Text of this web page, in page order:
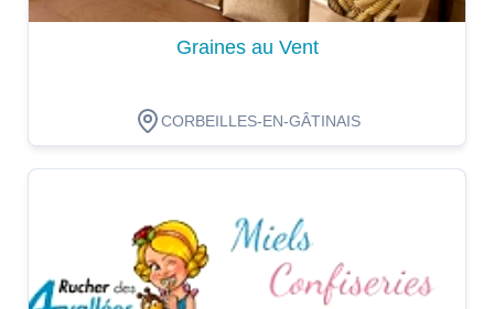
Graines au Vent
CORBEILLES-EN-GÂTINAIS